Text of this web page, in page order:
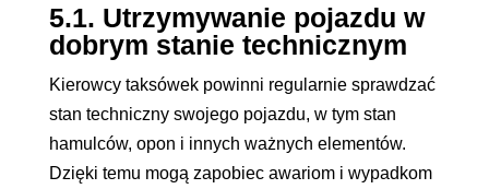
5.1. Utrzymywanie pojazdu w
dobrym stanie technicznym
Kierowcy taksówek powinni regularnie sprawdzać
stan techniczny swojego pojazdu, w tym stan
hamulców, opon i innych ważnych elementów.
Dzięki temu mogą zapobiec awariom i wypadkom